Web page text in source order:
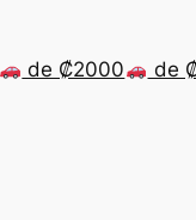
de ₡2000 de